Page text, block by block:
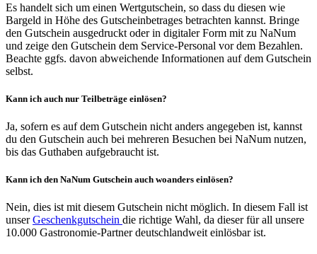
Es handelt sich um einen Wertgutschein, so dass du diesen wie
Bargeld in Höhe des Gutscheinbetrages betrachten kannst. Bringe
den Gutschein ausgedruckt oder in digitaler Form mit zu NaNum
und zeige den Gutschein dem Service-Personal vor dem Bezahlen.
Beachte ggfs. davon abweichende Informationen auf dem Gutschein
selbst.
Kann ich auch nur Teilbeträge einlösen?
Ja, sofern es auf dem Gutschein nicht anders angegeben ist, kannst
du den Gutschein auch bei mehreren Besuchen bei NaNum nutzen,
bis das Guthaben aufgebraucht ist.
Kann ich den NaNum Gutschein auch woanders einlösen?
Nein, dies ist mit diesem Gutschein nicht möglich. In diesem Fall ist
unserGeschenkgutschein die richtige Wahl, da dieser für all unsere
10.000 Gastronomie-Partner deutschlandweit einlösbar ist.